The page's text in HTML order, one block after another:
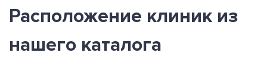
Расположение клиник из
нашего каталога